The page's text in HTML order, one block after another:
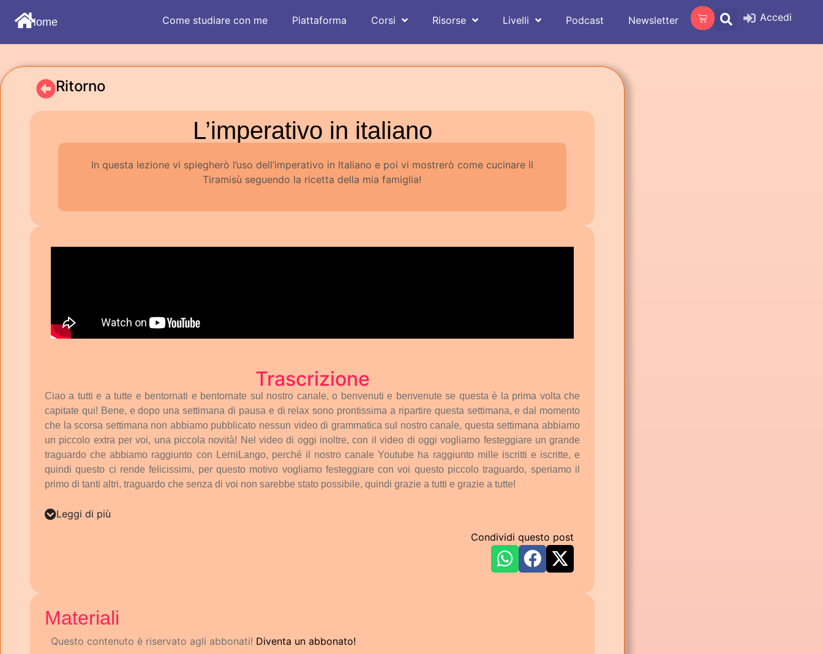
Home Come studiare con me Piattaforma Corsi Risorse Livelli Podcast Newsletter Accedi
Ritorno
L’imperativo in italiano
In questa lezione vi spiegherò l’uso dell’imperativo in Italiano e poi vi mostrerò come cucinare il
Tiramisù seguendo la ricetta della mia famiglia!
Trascrizione
Ciao a tutti e a tutte e bentornati e bentornate sul nostro canale, o benvenuti e benvenute se questa è la prima volta che
capitate qui! Bene, e dopo una settimana di pausa e di relax sono prontissima a ripartire questa settimana, e dal
momento
che la scorsa settimana non abbiamo pubblicato nessun video di grammatica sul nostro canale, questa settimana abbiamo
un piccolo extra per voi, una piccola novità! Nel video di oggi inoltre, con il video di oggi vogliamo festeggiare un grande
traguardo che abbiamo raggiunto con LerniLango, perché il nostro canale Youtube ha raggiunto mille iscritti e iscritte, e
quindi questo ci rende felicissimi, per questo motivo vogliamo festeggiare con voi questo piccolo traguardo, speriamo il
primo di tanti altri, traguardo che senza di voi non sarebbe stato possibile, quindi grazie a tutti e grazie a tutte!
Leggi di più
Condividi questo post
Materiali
Questo contenuto è riservato agli abbonati! Diventa un abbonato!